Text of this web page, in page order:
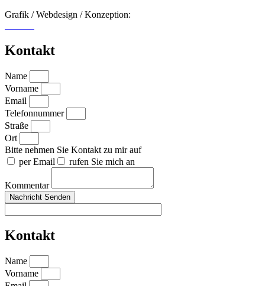
Grafik / Webdesign / Konzeption:
Kontakt
Name
Vorname
Email
Telefonnummer
Straße
Ort
Bitte nehmen Sie Kontakt zu mir auf
per Email
rufen Sie mich an
Kommentar
Nachricht Senden
Kontakt
Name
Vorname